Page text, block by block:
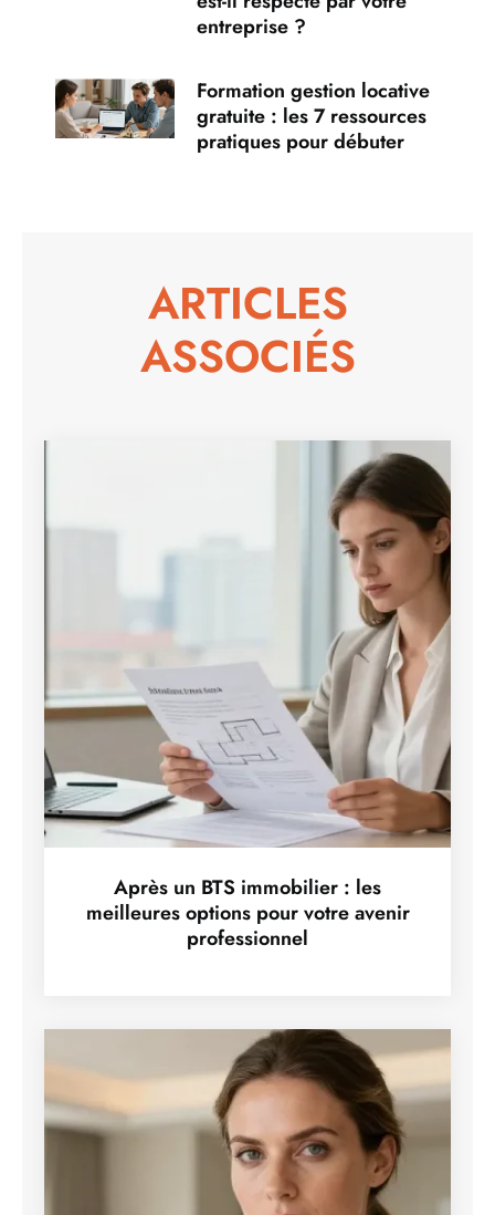
entreprise ?
Formation gestion locative
gratuite : les 7 ressources
pratiques pour débuter
ARTICLES
ASSOCIÉS
Après un BTS immobilier : les
meilleures options pour votre avenir
professionnel